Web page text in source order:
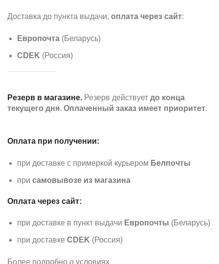
Доставка до пункта выдачи, оплата через сайт:
Европочта (Беларусь)
CDEK (Россия)
Резерв в магазине. Резерв действует до конца
текущего дня. Оплаченный заказ имеет приоритет.
Оплата при получении:
при доставке с примеркой курьером Белпочты
при самовывозе из магазина
Оплата через сайт:
при доставке в пункт выдачи Европочты (Беларусь)
при доставке CDEK (Россия)
Более подробно о условиях